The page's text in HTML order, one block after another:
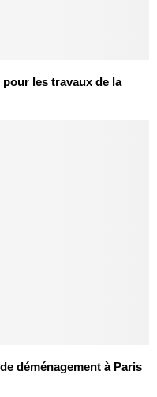
les travaux de la
déménagement à Paris